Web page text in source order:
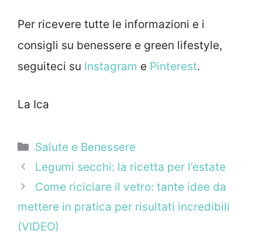
Per ricevere tutte le informazioni e i
consigli su benessere e green lifestyle,
seguiteci su Instagram e Pinterest.
La Ica
Categorie
Salute e Benessere
Legumi secchi: la ricetta per l’estate
Come riciclare il vetro: tante idee da
mettere in pratica per risultati incredibili
(VIDEO)